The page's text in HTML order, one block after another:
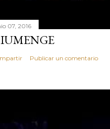
07, 2016
Publicar un comentario